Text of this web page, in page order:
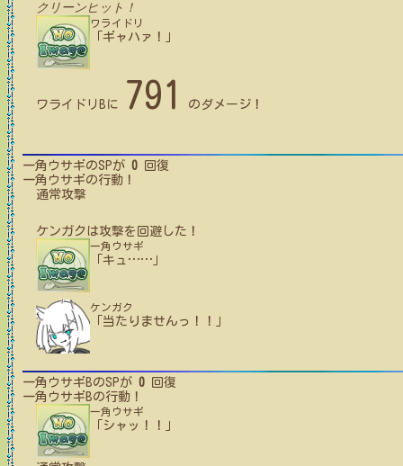
クリーンヒット！
ワライドリ
「ギャハァ！」
ワライドリB に 791 のダメージ！
一角ウサギのSPが 0 回復
一角ウサギの行動！
通常攻撃
ケンガク は攻撃を回避した！
一角ウサギ
「キュ ……
ケンガク
「当たりませんっ！！」
一角ウサギBのSPが 0 回復
一角ウサギBの行動！
一角ウサギ
「シャッ！！」